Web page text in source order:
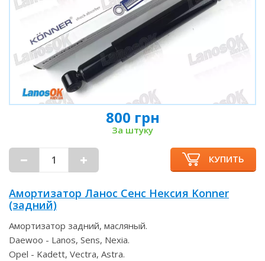
800 грн
За штуку
КУПИТЬ
Амортизатор Ланос Сенс Нексия Konner
(задний)
Амортизатор задний, масляный.
Daewoo - Lanos, Sens, Nexia.
Opel - Kadett, Vectra, Astra.